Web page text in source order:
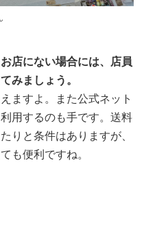
店にない場合には、店員
みましょう。
ますよ。また公式ネット
用するのも手です。送料
りと条件はありますが、
も便利ですね。